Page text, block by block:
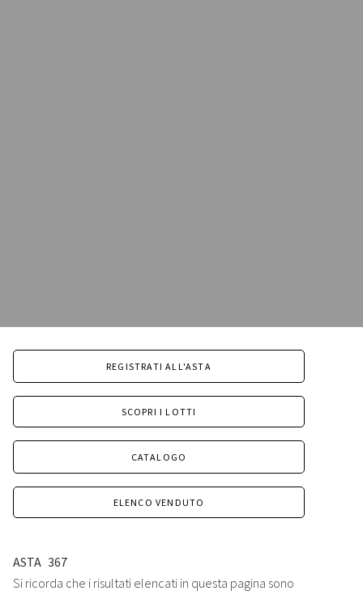
REGISTRATI ALL'ASTA
SCOPRI I LOTTI
CATALOGO
ELENCO VENDUTO
ASTA 367
Si ricorda che i risultati elencati in questa pagina sono